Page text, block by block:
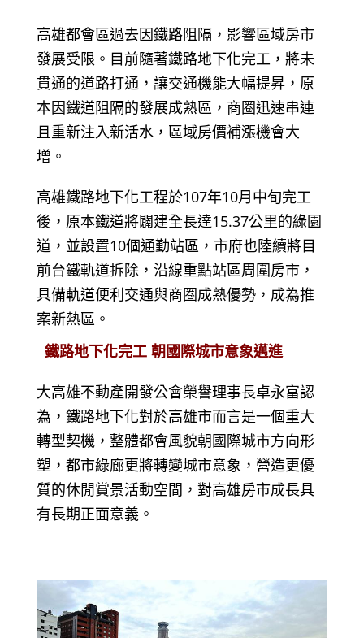
高雄都會區過去因鐵路阻隔，影響區域房市
發展受限。目前隨著鐵路地下化完工，將未
貫通的道路打通，讓交通機能大幅提昇，原
本因鐵道阻隔的發展成熟區，商圈迅速串連
且重新注入新活水，區域房價補漲機會大
增。
高雄鐵路地下化工程於107年10月中旬完工
後，原本鐵道將闢建全長達15.37公里的綠園
道，並設置10個通勤站區，市府也陸續將目
前台鐵軌道拆除，沿線重點站區周圍房市，
具備軌道便利交通與商圈成熟優勢，成為推
案新熱區。
鐵路地下化完工 朝國際城市意象邁進
大高雄不動產開發公會榮譽理事長卓永富認
為，鐵路地下化對於高雄市而言是一個重大
轉型契機，整體都會風貌朝國際城市方向形
塑，都市綠廊更將轉變城市意象，營造更優
質的休閒賞景活動空間，對高雄房市成長具
有長期正面意義。